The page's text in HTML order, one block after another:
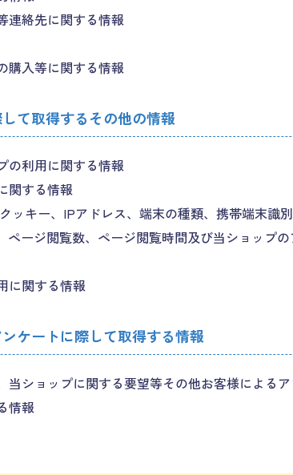
連絡先に関する情報
購入等に関する情報
て取得するその他の情報
の利用に関する情報
関する情報
ッキー、IPアドレス、端末の種類、携帯端末識
ページ閲覧数、ページ閲覧時間及び当ショップ
に関する情報
ケートに際して取得する情報
当ショップに関する要望等その他お客様による
情報